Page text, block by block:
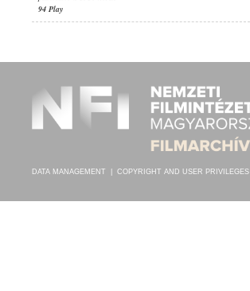
94 Play
DATA MANAGEMENT COPYRIGHT AND USER PRIVILEGES